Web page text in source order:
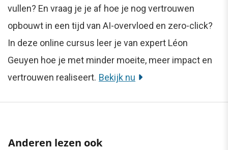
vullen? En vraag je je af hoe je nog vertrouwen
opbouwt in een tijd van AI-overvloed en zero-click?
In deze online cursus leer je van expert Léon
Geuyen hoe je met minder moeite, meer impact en
vertrouwen realiseert. Bekijk nu
Anderen lezen ook